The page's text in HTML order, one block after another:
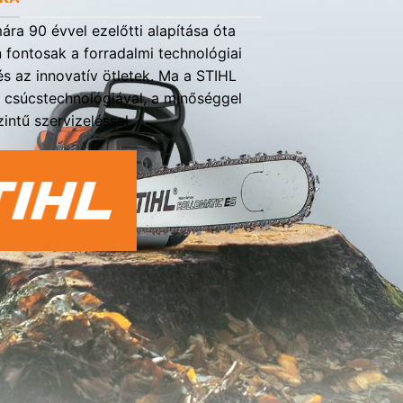
90 évvel ezelőtti alapítása óta
fontosak a forradalmi technológiai
az innovatív ötletek. Ma a STIHL
a minőséggel
szervizeléssel.